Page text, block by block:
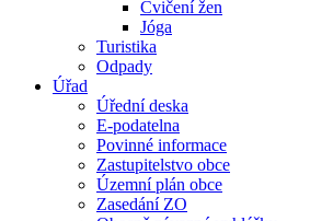
Cvičení žen
Jóga
Turistika
Odpady
Úřad
Úřední deska
E-podatelna
Povinné informace
Zastupitelstvo obce
Územní plán obce
Zasedání ZO